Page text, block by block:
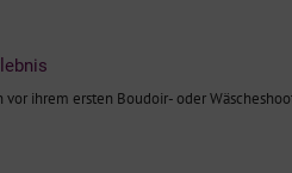
ihrem ersten Boudoir- oder